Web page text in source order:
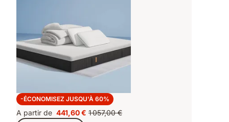
-ÉCONOMISEZ JUSQU'À 60%
Super Deal+
A partir de Prix
441,60 € Prix
1 057,00 €